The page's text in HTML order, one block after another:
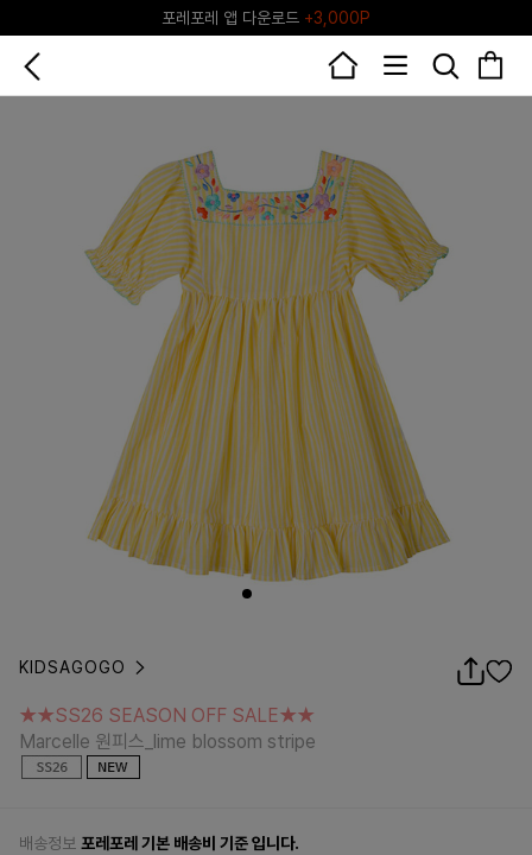
포레포레 앱 다운로드 +3,000P
♥그린포레♥ 포레포레 공식 리세일 마켓
KIDSAGOGO
Marcelle 원피스_lime blossom stripe
★★SS26 SEASON OFF SALE★★
Marcelle 원피스_lime blossom stripe
배송정보 포레포레 기본 배송비 기준 입니다.